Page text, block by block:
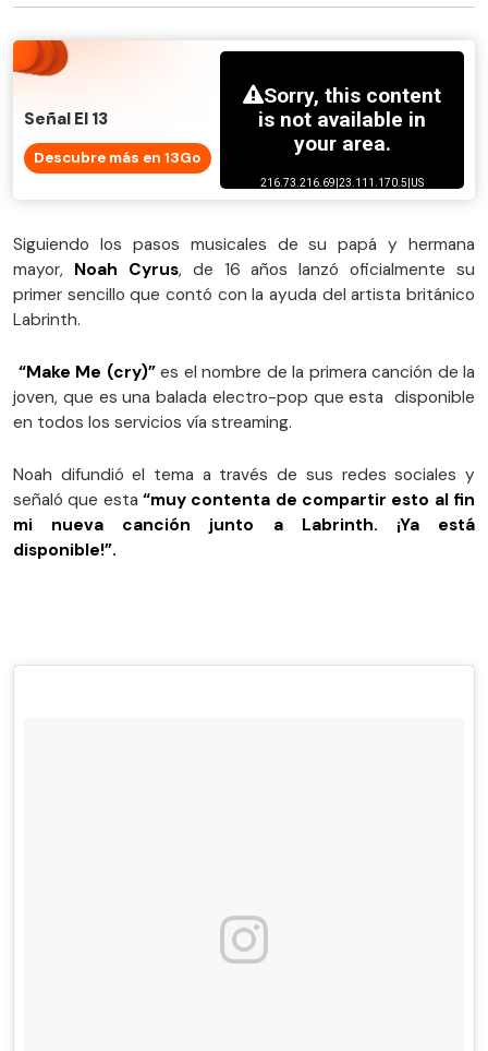
Señal El 13
Descubre más en 13Go
Siguiendo los pasos musicales de su papá y hermana
mayor, Noah Cyrus, de 16 años lanzó oficialmente su
primer sencillo que contó con la ayuda del artista británico
Labrinth.
“Make Me (cry)”es el nombre de la primera canción de la
joven, que es una balada electro-pop que esta disponible
en todos los servicios vía streaming.
Noah difundió el tema a través de sus redes sociales y
señaló que esta “muy contenta de compartir esto al fin
mi nueva canción junto a Labrinth. ¡Ya está
disponible!”.